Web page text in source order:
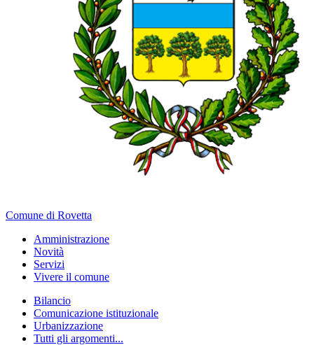
Comune di Rovetta
Amministrazione
Novità
Servizi
Vivere il comune
Bilancio
Comunicazione istituzionale
Urbanizzazione
Tutti gli argomenti...